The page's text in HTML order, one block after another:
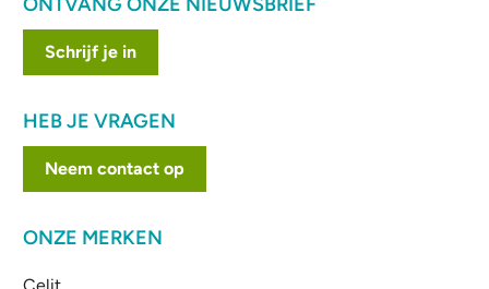
ONTVANG ONZE NIEUWSBRIEF
Schrijf je in
HEB JE VRAGEN
Neem contact op
ONZE MERKEN